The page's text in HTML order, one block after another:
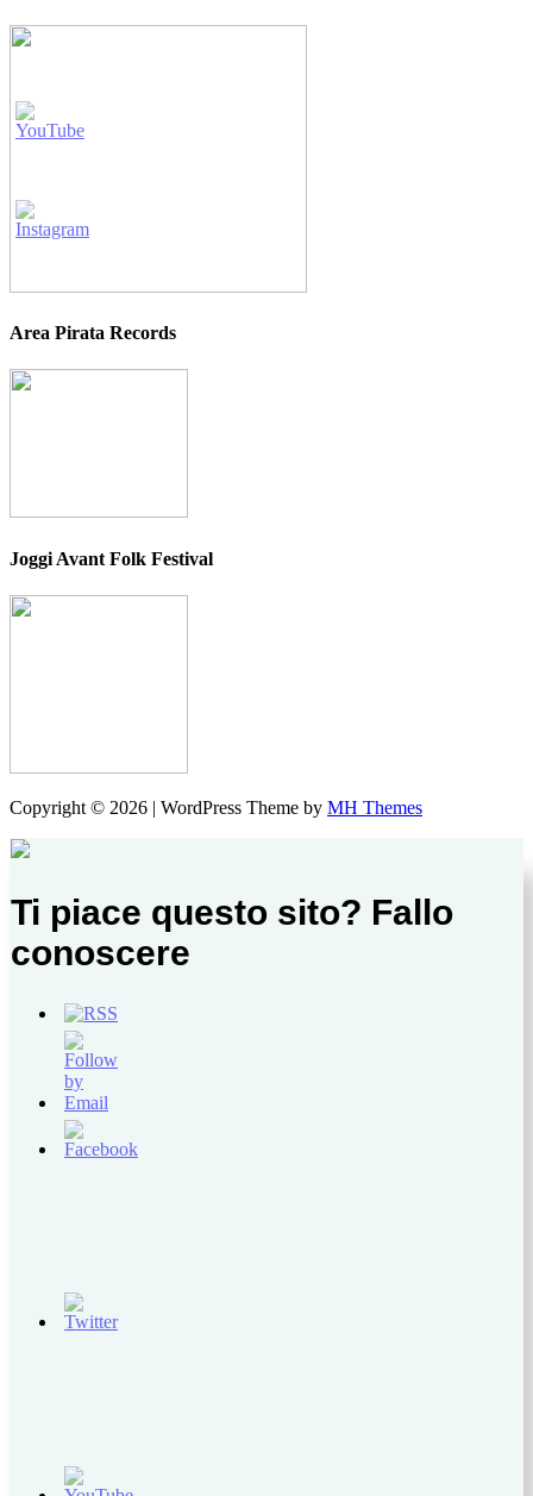
Area Pirata Records
Joggi Avant Folk Festival
Copyright © 2026 | WordPress Theme by MH Themes
Ti piace questo sito? Fallo
conoscere